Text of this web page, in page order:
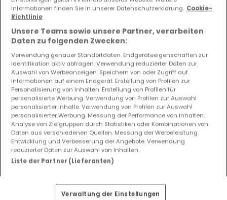
2 Schlafzimmer zum Kauf
EXKLUSIV AUF ATHOME IN FERTIGSTELLUNG
Informationen finden Sie in unserer Datenschutzerklärung. Cookie-
Richtlinie
Unsere Teams sowie unsere Partner, verarbeiten
Daten zu folgenden Zwecken:
Verwendung genauer Standortdaten. Endgeräteeigenschaften zur
Identifikation aktiv abfragen. Verwendung reduzierter Daten zur
Auswahl von Werbeanzeigen. Speichern von oder Zugriff auf
Informationen auf einem Endgerät. Erstellung von Profilen zur
Personalisierung von Inhalten. Erstellung von Profilen für
personalisierte Werbung. Verwendung von Profilen zur Auswahl
personalisierter Inhalte. Verwendung von Profilen zur Auswahl
personalisierter Werbung. Messung der Performance von Inhalten.
Analyse von Zielgruppen durch Statistiken oder Kombinationen von
Daten aus verschiedenen Quellen. Messung der Werbeleistung.
Entwicklung und Verbesserung der Angebote. Verwendung
reduzierter Daten zur Auswahl von Inhalten.
Liste der Partner (Lieferanten)
Verwaltung der Einstellungen